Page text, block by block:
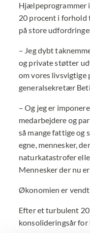
Hjælpeprogrammer i
20 procent i forhold
på store
– Jeg dybt
og private støtter
om vores livsvigtige
generalsekretær
– Og jeg er
medarbejdere og
så mange fattige og
egne, mennesker,
naturkatastrofer
Mennesker der nu
Økonomien er
Efter et turbulent
konsolideringsår